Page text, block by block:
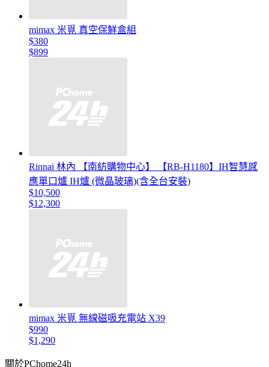
mimax 米覓 真空保鮮盒組
$380
$899
Rinnai 林內 【南紡購物中心】 【RB-H1180】IH智慧感
應單口爐 IH爐 (微晶玻璃)(含全台安裝)
$10,500
$12,300
mimax 米覓 無線磁吸充電站 X39
$990
$1,290
關於PChome24h